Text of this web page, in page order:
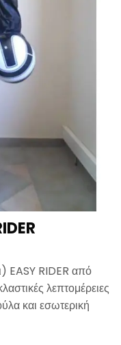
EASY RIDER από
λεπτομέρειες
και εσωτερική